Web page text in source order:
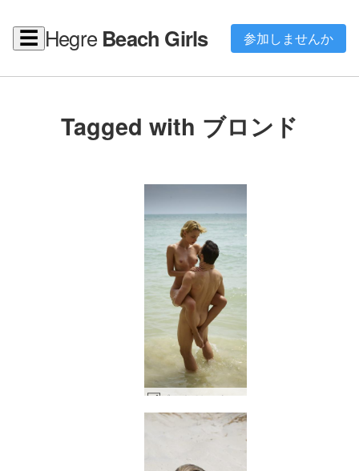
☰ Hegre Beach Girls 参加しませんか
Tagged with ブロンド
ビーチでセックスするアリエルとアレックス #29